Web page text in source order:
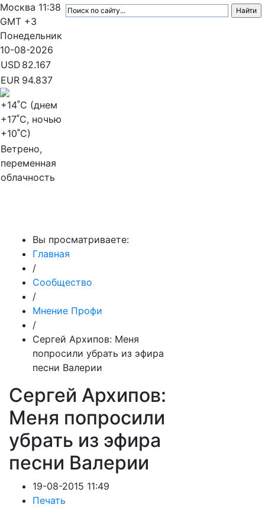
Москва 11:38
GMT +3
Понедельник
10-08-2026
USD 82.167
EUR 94.837
+14˚C (днем
+17˚C, ночью
+10˚C)
Ветрено,
переменная
облачность
Вы просматриваете:
Главная
/
Сообщество
/
Мнение Профи
/
Сергей Архипов: Меня
попросили убрать из эфира
песни Валерии
Сергей Архипов:
Меня попросили
убрать из эфира
песни Валерии
19-08-2015 11:49
Печать